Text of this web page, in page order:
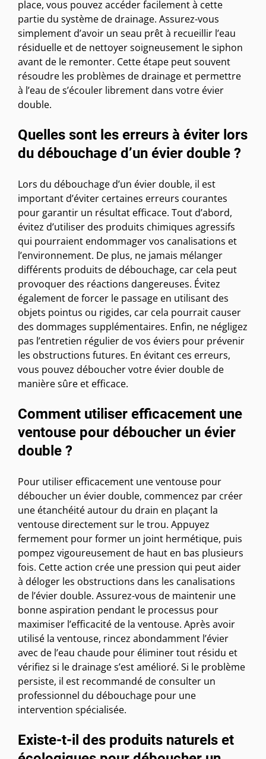
place, vous pouvez accéder facilement à cette
partie du système de drainage. Assurez-vous
simplement d’avoir un seau prêt à recueillir l’eau
résiduelle et de nettoyer soigneusement le siphon
avant de le remonter. Cette étape peut souvent
résoudre les problèmes de drainage et permettre
à l’eau de s’écouler librement dans votre évier
double.
Quelles sont les erreurs à éviter lors
du débouchage d’un évier double ?
Lors du débouchage d’un évier double, il est
important d’éviter certaines erreurs courantes
pour garantir un résultat efficace. Tout d’abord,
évitez d’utiliser des produits chimiques agressifs
qui pourraient endommager vos canalisations et
l’environnement. De plus, ne jamais mélanger
différents produits de débouchage, car cela peut
provoquer des réactions dangereuses. Évitez
également de forcer le passage en utilisant des
objets pointus ou rigides, car cela pourrait causer
des dommages supplémentaires. Enfin, ne négligez
pas l’entretien régulier de vos éviers pour prévenir
les obstructions futures. En évitant ces erreurs,
vous pouvez déboucher votre évier double de
manière sûre et efficace.
Comment utiliser efficacement une
ventouse pour déboucher un évier
double ?
Pour utiliser efficacement une ventouse pour
déboucher un évier double, commencez par créer
une étanchéité autour du drain en plaçant la
ventouse directement sur le trou. Appuyez
fermement pour former un joint hermétique, puis
pompez vigoureusement de haut en bas plusieurs
fois. Cette action crée une pression qui peut aider
à déloger les obstructions dans les canalisations
de l’évier double. Assurez-vous de maintenir une
bonne aspiration pendant le processus pour
maximiser l’efficacité de la ventouse. Après avoir
utilisé la ventouse, rincez abondamment l’évier
avec de l’eau chaude pour éliminer tout résidu et
vérifiez si le drainage s’est amélioré. Si le problème
persiste, il est recommandé de consulter un
professionnel du débouchage pour une
intervention spécialisée.
Existe-t-il des produits naturels et